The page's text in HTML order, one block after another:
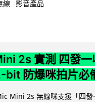
線 影音產品
2s 實測 四發一
bit 防爆咪拍片必
Mini 2s 無線咪支援「四發